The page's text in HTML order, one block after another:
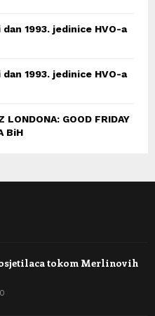
dan 1993. jedinice HVO-a
dan 1993. jedinice HVO-a
LONDONA: GOOD FRIDAY
BiH
tokom Merlinovih
0